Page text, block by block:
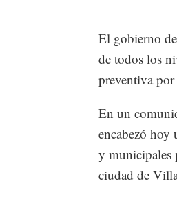
El gobierno de
de todos los
preventiva
En un
encabezó hoy
y municipales
ciudad de